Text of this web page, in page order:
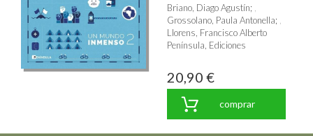
Briano, Diago Agustín;
Grossolano, Paula Antonella;
Llorens, Francisco Alberto
Península, Ediciones
20,90 €
comprar